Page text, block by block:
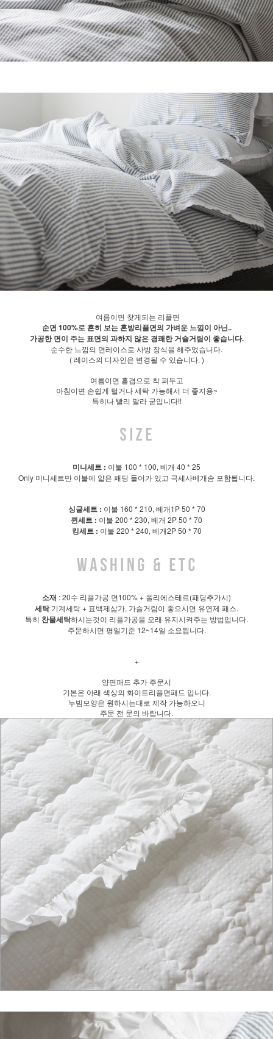
여름이면 찾게되는 리플면
순면 100%로 흔히 보는 혼방리플면의 가벼운 느낌이 아닌..
가공한 면이 주는 표면의 과하지 않은 경쾌한 거슬거림이 좋습니다.
순수한 느낌의 면레이스로 사방 장식을 해주었습니다.
( 레이스의 디자인은 변경될 수 있습니다. )
여름이면 홑겹으로 착 펴두고
아침이면 손쉽게 털거나 세탁 가능해서 더 좋지용~
특히나 빨리 말라 굳입니다!!
미니세트 : 이불 100 * 100, 베개 40 * 25
Only 미니세트만 이불에 얇은 패딩 들어가 있고 극세사베개솜 포함됩니다.
싱글세트 : 이불 160 * 210, 베개1P 50 * 70
퀸세트 : 이불 200 * 230, 베개 2P 50 * 70
킹세트 : 이불 220 * 240, 베개2P 50 * 70
소재 : 20수 리플가공 면100% + 폴리에스테르(패딩추가시)
세탁기계세탁 + 표백제삼가, 가슬거림이 좋으시면 유연제 패스.
특히 찬물세탁하시는것이 리플가공을 오래 유지시켜주는 방법입니다.
주문하시면 평일기준 12~14일 소요됩니다.
+
양면패드 추가 주문시
기본은 아래 색상의 화이트리플면패드 입니다.
누빔모양은 원하시는대로 제작 가능하오니
주문 전 문의 바랍니다.